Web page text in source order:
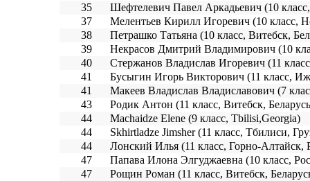
35
Шефтелевич Павел Аркадьевич (10
37
Мелентьев Кирилл Игоревич (10 класс,
38
Петрашко Татьяна (10 класс, Витебск,
39
Некрасов Дмитрий Владимирович (10
40
Стержанов Владислав Игоревич (11
41
Бусыгин Игорь Викторович (11 класс,
41
Макеев Владислав Владиславович (7
43
Родик Антон (11 класс, Витебск,
44
Machaidze Elene (9 класс, Tbilisi,Georgia)
44
Skhirtladze Jimsher (11 класс, Тбилиси,
44
Лонский Илья (11 класс, Горно-Алтайск,
47
Папава Илона Элгуджаевна (10 класс,
47
Рощин Роман (11 класс, Витебск,